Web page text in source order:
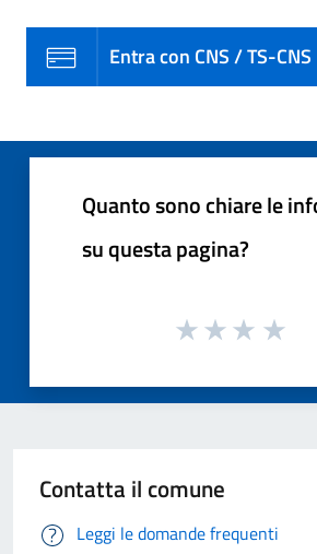
Entra con CNS / TS-CNS
Quanto sono chiare le
su questa pagina?
Contatta il comune
Leggi le domande frequenti